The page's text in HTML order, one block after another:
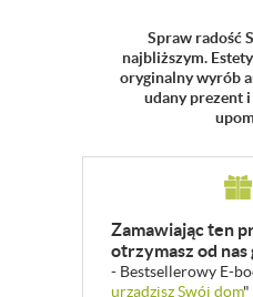
Spraw radość
najbliższym.
oryginalny wyrób
udany prezent
Zamawiając ten
otrzymasz od nas
- Bestsellerowy E-
urządzisz Swój dom"